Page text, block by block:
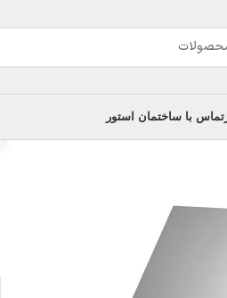
تماس با ساختمان استور